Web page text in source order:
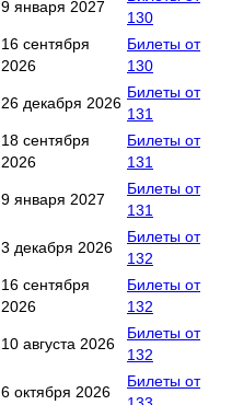
9 января 2027
130
16 сентября
2026
Билеты от
130
26 декабря 2026
Билеты от
131
18 сентября
2026
Билеты от
131
9 января 2027
Билеты от
131
3 декабря 2026
Билеты от
132
16 сентября
2026
Билеты от
132
10 августа 2026
Билеты от
132
6 октября 2026
Билеты от